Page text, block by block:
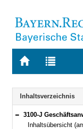
Zur
Zur
letzten
Suche
Inhaltsverzeichnis
Bereich reduzieren
3100-J Geschäftsanweisung für die Geschäftsstellen der Gerichte in bürgerlichen Rechtsstreitigkeiten,
Inhaltsübersicht